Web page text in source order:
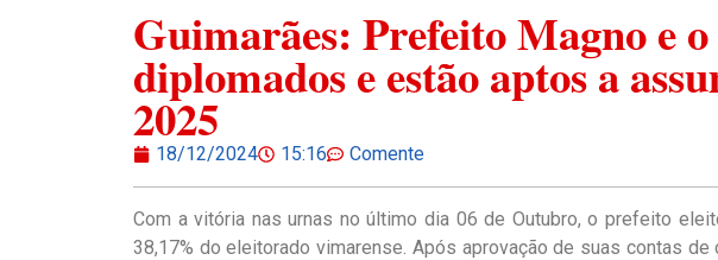
Guimarães: Prefeito Magno e
diplomados e estão aptos a
2025
18/12/2024 15:16 Comente
Com a vitória nas urnas no último dia 06 de Outubro, o prefeito
38,17% do eleitorado vimarense. Após aprovação de suas contas